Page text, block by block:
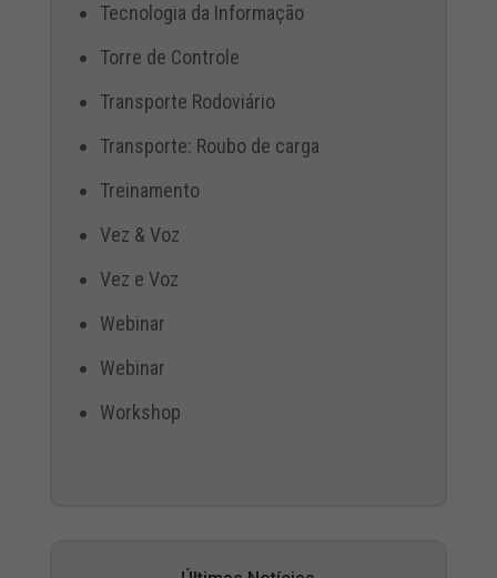
Tecnologia da Informação
Torre de Controle
Transporte Rodoviário
Transporte: Roubo de carga
Treinamento
Vez & Voz
Vez e Voz
Webinar
Webinar
Workshop